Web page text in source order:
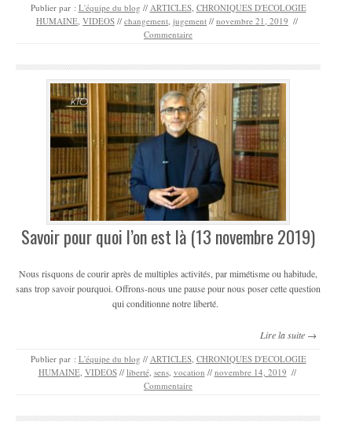
Publier par : L'équipe du blog // ARTICLES, CHRONIQUES D'ECOLOGIE
HUMAINE VIDEOS // changement jugement // novembre 21, 2019 //
Commentaire
Savoir pour quoi l’on est là (13 novembre 2019)
Nous risquons de courir après de multiples activités, par mimétisme ou habitude,
sans trop savoir pourquoi. Offrons-nous une pause pour nous poser cette question
qui conditionne notre liberté.
Lire la suite →
Publier par : L'équipe du blog // ARTICLES, CHRONIQUES D'ECOLOGIE
HUMAINE, VIDEOS // liberté, sens, vocation // novembre 14, 2019 //
Commentaire